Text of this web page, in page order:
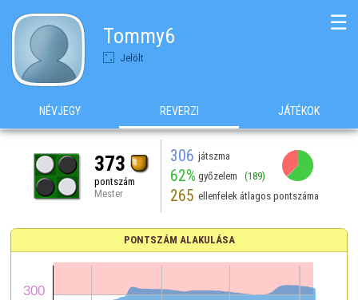
Tommy6
Jelölt
☰
NÉVJEGY REVERZI JÁTÉKOK
373
pontszám
Mester
306 játszma
62% győzelem (189)
265 ellenfelek átlagos pontszáma
PONTSZÁM ALAKULÁSA